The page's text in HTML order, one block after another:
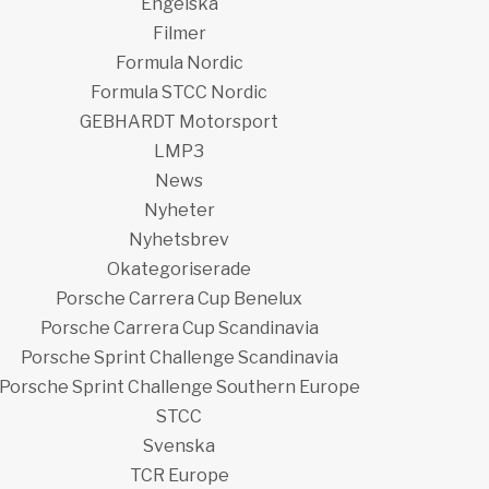
Filmer
Formula Nordic
Formula STCC Nordic
GEBHARDT Motorsport
LMP3
News
Nyheter
Nyhetsbrev
Okategoriserade
Porsche Carrera Cup Benelux
Porsche Carrera Cup Scandinavia
Porsche Sprint Challenge Scandinavia
Porsche Sprint Challenge Southern Europe
STCC
Svenska
TCR Europe